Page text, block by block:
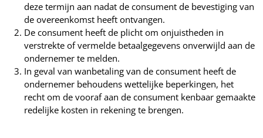
deze termijn aan nadat de consument de bevestiging van
de overeenkomst heeft ontvangen.
De consument heeft de plicht om onjuistheden in
verstrekte of vermelde betaalgegevens onverwijld aan de
ondernemer te melden.
In geval van wanbetaling van de consument heeft de
ondernemer behoudens wettelijke beperkingen, het
recht om de vooraf aan de consument kenbaar gemaakte
redelijke kosten in rekening te brengen.